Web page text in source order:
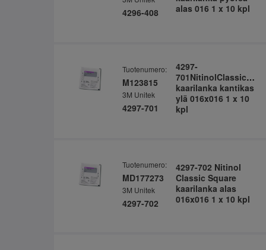
4296-408
alas 016 1 x 10 kpl
Tuotenumero:
M123815
3M Unitek
4297-701
4297-
kaarilanka kantikas
ylä 016x016 1 x 10
kpl
Tuotenumero:
MD177273
3M Unitek
4297-702
4297-702 Nitinol
Classic Square
kaarilanka alas
016x016 1 x 10 kpl